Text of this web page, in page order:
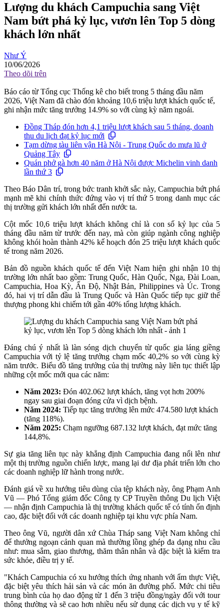
Lượng du khách Campuchia sang Việt
Nam bứt phá kỷ lục, vươn lên Top 5 dòng
khách lớn nhất
Như Ý
10/06/2026
Theo dõi trên
Báo cáo từ Tổng cục Thống kê cho biết trong 5 tháng đầu năm
2026, Việt Nam đã chào đón khoảng 10,6 triệu lượt khách quốc tế,
ghi nhận mức tăng trưởng 14.9% so với cùng kỳ năm ngoái.
Đồng Tháp đón hơn 4,1 triệu lượt khách sau 5 tháng, doanh
thu du lịch đạt kỷ lục mới
Tạm dừng tàu liên vận Hà Nội - Trung Quốc do mưa lũ ở
Quảng Tây
Quán phở gà hơn 40 năm ở Hà Nội được Michelin vinh danh
lần thứ 3
Theo Báo Dân trí, trong bức tranh khởi sắc này, Campuchia bứt phá
mạnh mẽ khi chính thức đứng vào vị trí thứ 5 trong danh mục các
thị trường gửi khách lớn nhất đến nước ta.
Cột mốc 10,6 triệu lượt khách không chỉ là con số kỷ lục của 5
tháng đầu năm từ trước đến nay, mà còn giúp ngành công nghiệp
không khói hoàn thành 42% kế hoạch đón 25 triệu lượt khách quốc
tế trong năm 2026.
Bản đồ nguồn khách quốc tế đến Việt Nam hiện ghi nhận 10 thị
trường lớn nhất bao gồm: Trung Quốc, Hàn Quốc, Nga, Đài Loan,
Campuchia, Hoa Kỳ, Ấn Độ, Nhật Bản, Philippines và Úc. Trong
đó, hai vị trí dẫn đầu là Trung Quốc và Hàn Quốc tiếp tục giữ thế
thượng phong khi chiếm tới gần 40% tổng lượng khách.
Đáng chú ý nhất là làn sóng dịch chuyển từ quốc gia láng giềng
Campuchia với tỷ lệ tăng trưởng chạm mốc 40,2% so với cùng kỳ
năm trước. Biểu đồ tăng trưởng của thị trường này liên tục thiết lập
những cột mốc mới qua các năm:
Năm 2023: Đón 402.062 lượt khách, tăng vọt hơn 200%
ngay sau giai đoạn đóng cửa vì dịch bệnh.
Năm 2024: Tiếp tục tăng trưởng lên mức 474.580 lượt khách
(tăng 118%).
Năm 2025: Chạm ngưỡng 687.132 lượt khách, đạt mức tăng
144,8%.
Sự gia tăng liên tục này khẳng định Campuchia đang nổi lên như
một thị trường nguồn chiến lược, mang lại dư địa phát triển lớn cho
các doanh nghiệp lữ hành trong nước.
Đánh giá về xu hướng tiêu dùng của tệp khách này, ông Phạm Anh
Vũ — Phó Tổng giám đốc Công ty CP Truyền thông Du lịch Việt
— nhận định Campuchia là thị trường khách quốc tế có tính ổn định
cao, đặc biệt đối với các doanh nghiệp tại khu vực phía Nam.
Theo ông Vũ, người dân xứ Chùa Tháp sang Việt Nam không chỉ
để thưởng ngoạn cảnh quan mà thường lồng ghép đa dạng nhu cầu
như: mua sắm, giao thương, thăm thân nhân và đặc biệt là kiểm tra
sức khỏe, điều trị y tế.
"Khách Campuchia có xu hướng thích ứng nhanh với ẩm thực Việt,
đặc biệt yêu thích hải sản và các món ăn đường phố. Mức chi tiêu
trung bình của họ dao động từ 1 đến 3 triệu đồng/ngày đối với tour
thông thường và sẽ cao hơn nhiều nếu sử dụng các dịch vụ y tế kỹ